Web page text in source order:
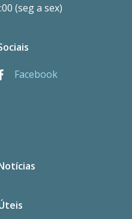
(seg a sex)
Facebook